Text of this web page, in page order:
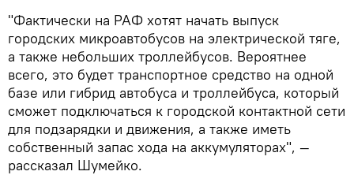
"Фактически на РАФ хотят начать выпуск
городских микроавтобусов на электрической тяге,
а также небольших троллейбусов. Вероятнее
всего, это будет транспортное средство на одной
базе или гибрид автобуса и троллейбуса, который
сможет подключаться к городской контактной сети
для подзарядки и движения, а также иметь
собственный запас хода на аккумуляторах", —
рассказал Шумейко.